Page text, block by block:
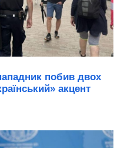
побив двох
акцент